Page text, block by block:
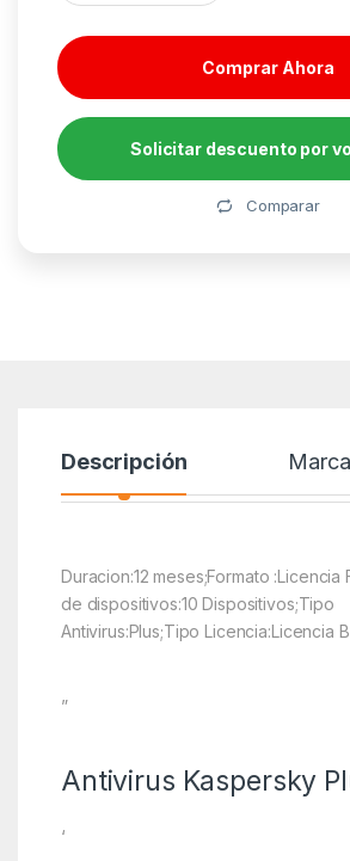
Comprar Ahora
Solicitar descuento por
Comparar
Descripción Marca
Duracion:12 meses;Formato :Licencia
de dispositivos:10 Dispositivos;Tipo
Antivirus:Plus;Tipo Licencia:Licencia
”
Antivirus Kaspersky
‘